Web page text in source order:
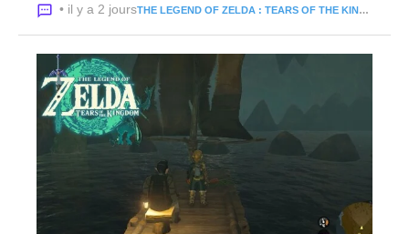
• il y a 2 jours THE LEGEND OF ZELDA : TEARS OF THE KINGDOM